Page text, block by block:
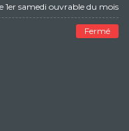
1er samedi ouvrable du mois
Fermé